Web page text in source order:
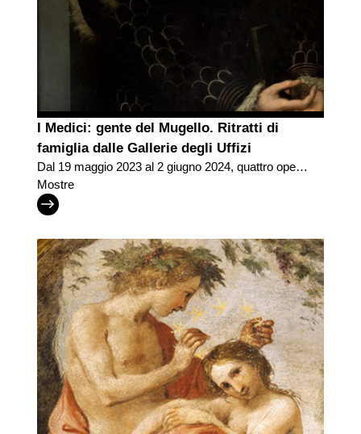
I Medici: gente del Mugello. Ritratti di
famiglia dalle Gallerie degli Uffizi
Dal 19 maggio 2023 al 2 giugno 2024, quattro opere
delle Gallerie degli Uffizi riportano i Granduchi di
Toscana in Mugello, terra di origine del casato
Mostre